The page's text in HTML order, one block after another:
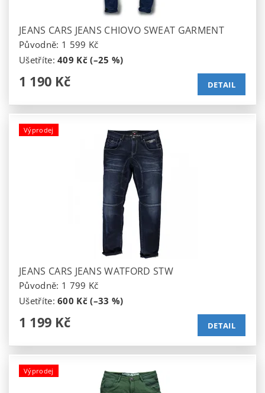
JEANS CARS JEANS CHIOVO SWEAT GARMENT
Původně: 1 599 Kč
Ušetříte:409 Kč (–25 %)
1 190 Kč DETAIL
Výprodej
JEANS CARS JEANS WATFORD STW
Původně: 1 799 Kč
Ušetříte:600 Kč (–33 %)
1 199 Kč DETAIL
Výprodej